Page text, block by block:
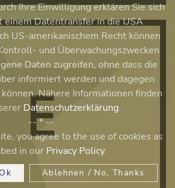
Ihre Einwilligung erklären Sie sich
einem Datentransfer in die USA
US-amerikanischem Recht können
und Überwachungszwecken
Daten zugreifen, ohne dass die
informiert werden und dagegen
Nähere Informationen finden
Datenschutzerklärung.
-- * --
you agree to the use of cookies as
in our Privacy Policy.
Ablehnen / No, Thanks